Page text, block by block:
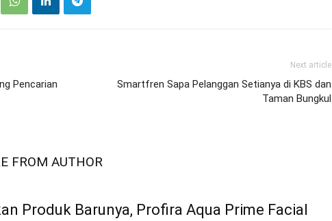
Pencarian
Next article
Smartfren Sapa Pelanggan Setianya di KBS dan
Taman Bungkul
FROM AUTHOR
Produk Barunya, Profira Aqua Prime Facial